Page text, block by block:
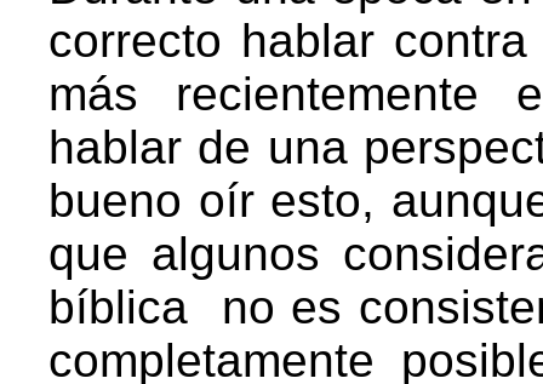
correcto hablar
más recientemente
hablar de una
bueno oír esto,
que algunos
bíblica no es
completamente